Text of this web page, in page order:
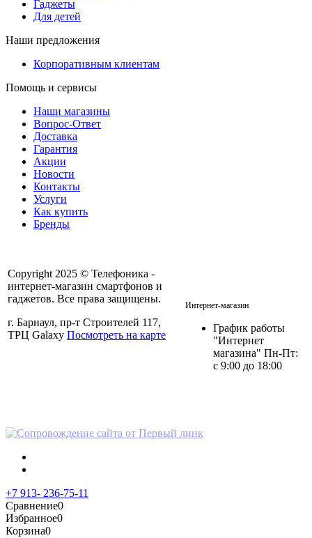
Гаджеты
Для детей
Наши предложения
Корпоративным клиентам
Помощь и сервисы
Наши магазины
Вопрос-Ответ
Доставка
Гарантия
Акции
Новости
Контакты
Услуги
Как купить
Бренды
Copyright 2025 © Телефоника -
интернет-магазин смартфонов и
гаджетов. Все права защищены.
г. Барнаул, пр-т Строителей 117,
ТРЦ Galaxy Посмотреть на карте
Интернет-магазин
График работы
"Интернет
магазина" Пн-Пт:
с 9:00 до 18:00
+7 913- 236-75-11
Сравнение0
Избранное0
Корзина0